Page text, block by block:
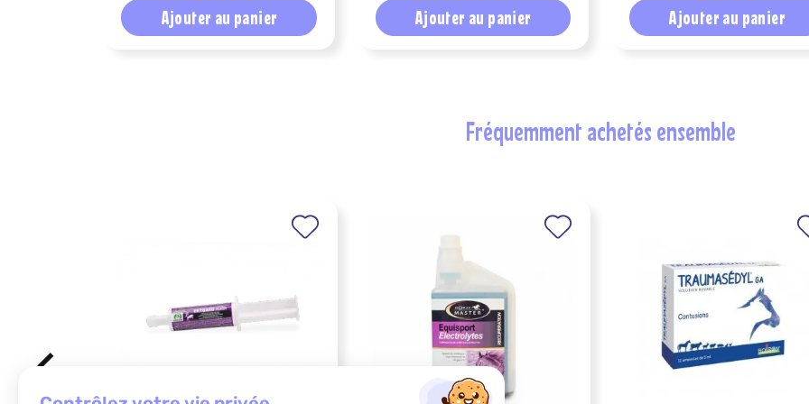
Ajouter au panier Ajouter au panier Ajouter au panier
fréquemment achetés ensemble